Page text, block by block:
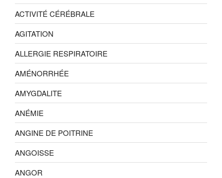
ACTIVITÉ CÉRÉBRALE
AGITATION
ALLERGIE RESPIRATOIRE
AMÉNORRHÉE
AMYGDALITE
ANÉMIE
ANGINE DE POITRINE
ANGOISSE
ANGOR